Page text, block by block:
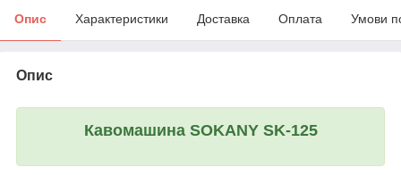
Опис Характеристики Доставка Оплата Умови
Опис
Кавомашина SOKANY SK-125